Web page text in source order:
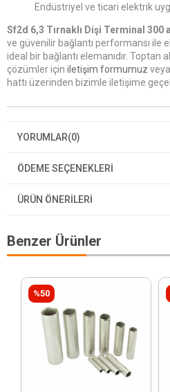
Endüstriyel ve ticari elektrik
Sf2d 6,3 Tırnaklı Dişi Terminal 300
ve güvenilir bağlantı performansı ile
ideal bir bağlantı elemanıdır. Toptan
çözümler için iletişim formumuz
hattı üzerinden bizimle iletişime
YORUMLAR(0)
ÖDEME SEÇENEKLERI
ÜRÜN ÖNERILERI
Benzer Ürünler
%50